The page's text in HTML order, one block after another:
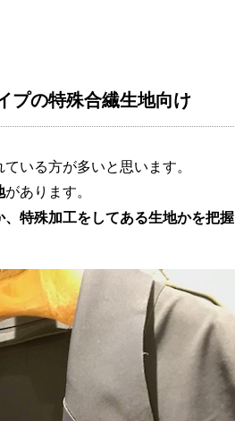
プの特殊合繊生地向け
いる方が多いと思います。
があります。
、特殊加工をしてある生地かを把握